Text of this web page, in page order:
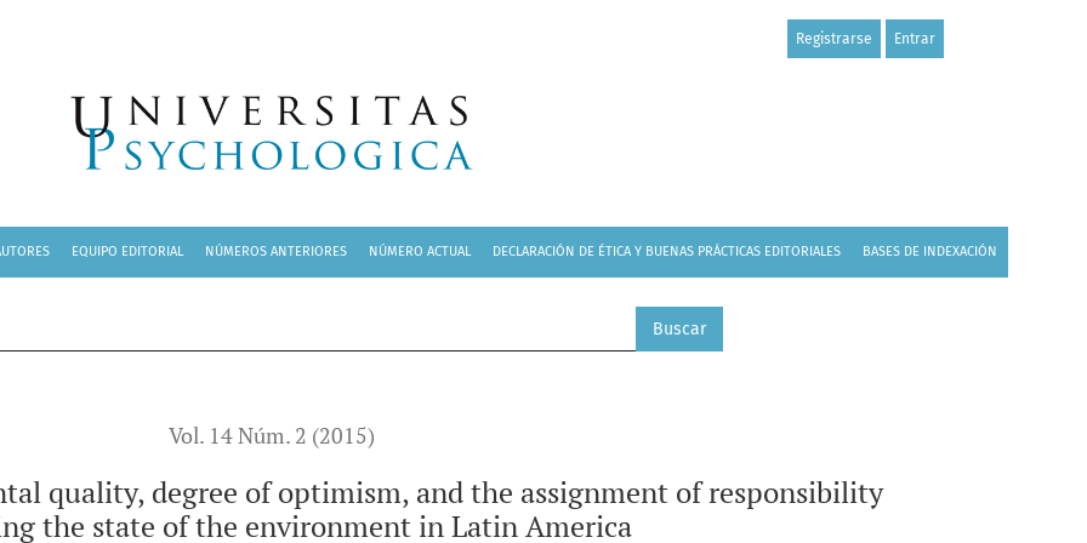
optimism, and the assignment of responsibility regarding the state of the environment in Latin America
EQUIPO EDITORIAL NÚMEROS ANTERIORES NÚMERO ACTUAL DECLARACIÓN DE ÉTICA Y BUENAS PRÁCTICAS EDITORIALES BASES DE INDEXACIÓN
Registrarse Entrar
Buscar
Vol. 14 Núm. 2 (2015)
quality, degree of optimism, and the assignment of responsibility
the state of the environment in Latin America